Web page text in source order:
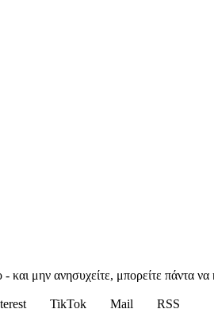
και μην ανησυχείτε, μπορείτε πάντα
TikTok Mail
RSS